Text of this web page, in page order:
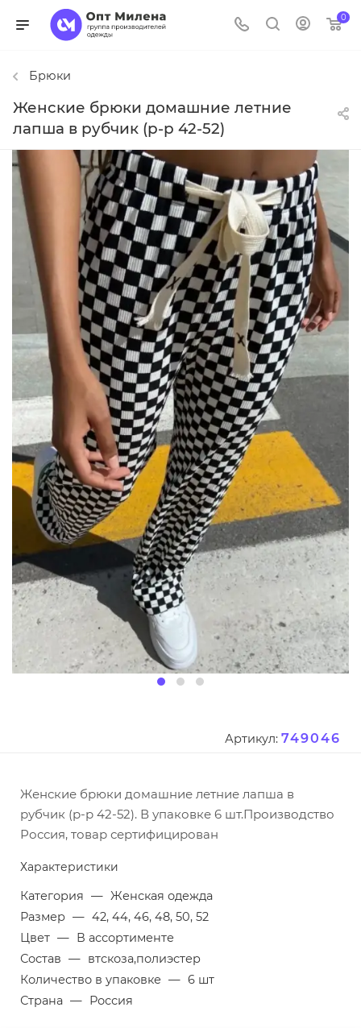
0
Брюки
Женские брюки домашние летние
лапша в рубчик (р-р 42-52)
Артикул: 749046
Женские брюки домашние летние лапша в
рубчик (р-р 42-52). В упаковке 6 шт.Производство
Россия, товар сертифицирован
Характеристики
Категория — Женская одежда
Размер — 42, 44, 46, 48, 50, 52
Цвет — В ассортименте
Состав — втскоза,полиэстер
Количество в упаковке — 6 шт
Страна — Россия